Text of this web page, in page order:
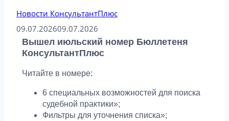
Новости КонсультантПлюс
09.07.202609.07.2026
Вышел июльский номер Бюллетеня
КонсультантПлюс
Читайте в номере:
6 специальных возможностей для поиска
судебной практики»;
Фильтры для уточнения списка»;